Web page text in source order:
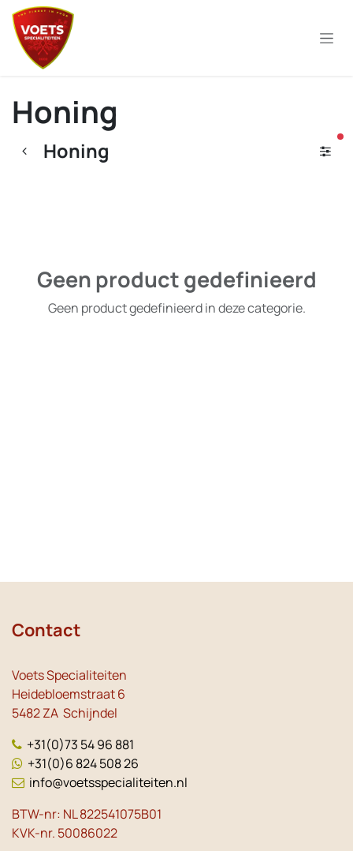
Overslaan naar inhoud
Honing
Honing
Geen product gedefinieerd
Geen product gedefinieerd in deze categorie.
Contact
Voets Specialiteiten
Heidebloemstraat 6
5482 ZA Schijndel
+31(0)73 54 96 881
+31(0)6 824 508 26
info@voetsspecialiteiten.nl
BTW-nr: NL 822541075B01
KVK-nr. 50086022